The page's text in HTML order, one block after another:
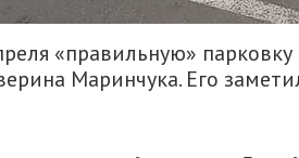
«правильную»
Маринчука. Его